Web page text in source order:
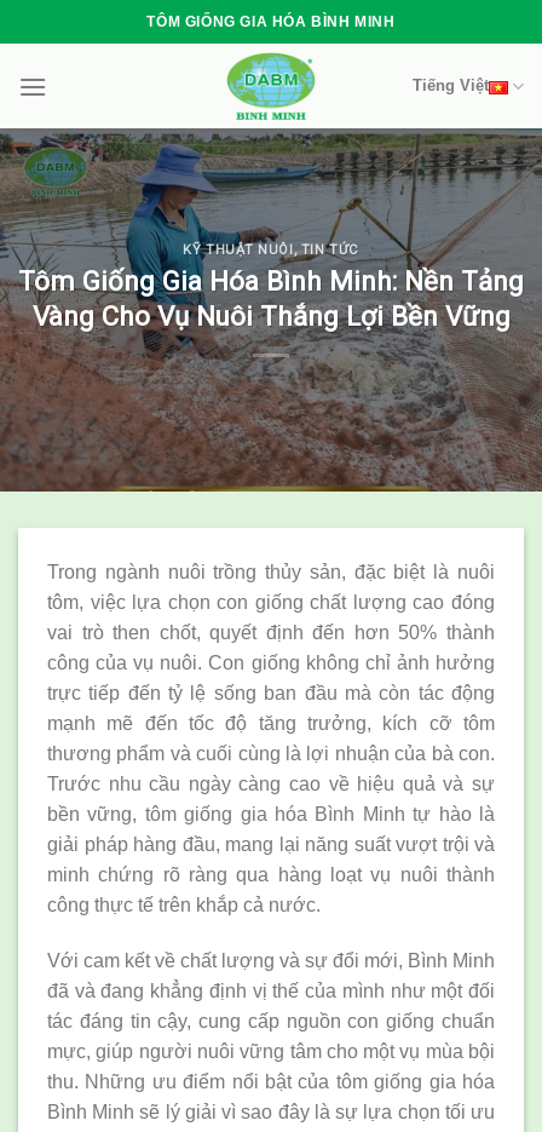
to
content
TÔM GIỐNG GIA HÓA BÌNH MINH
Tiếng Việt
KỸ THUẬT NUÔI,TIN TỨC
Tôm Giống Gia Hóa Bình Minh: Nền Tảng
Vàng Cho Vụ Nuôi Thắng Lợi Bền Vững
Trong ngành nuôi trồng thủy sản, đặc biệt là nuôi
tôm, việc lựa chọn con giống chất lượng cao đóng
vai trò then chốt, quyết định đến hơn 50% thành
công của vụ nuôi. Con giống không chỉ ảnh hưởng
trực tiếp đến tỷ lệ sống ban đầu mà còn tác động
mạnh mẽ đến tốc độ tăng trưởng, kích cỡ tôm
thương phẩm và cuối cùng là lợi nhuận của bà con.
Trước nhu cầu ngày càng cao về hiệu quả và sự
bền vững, tôm giống gia hóa Bình Minh tự hào là
giải pháp hàng đầu, mang lại năng suất vượt trội và
minh chứng rõ ràng qua hàng loạt vụ nuôi thành
công thực tế trên khắp cả nước.
Với cam kết về chất lượng và sự đổi mới, Bình Minh
đã và đang khẳng định vị thế của mình như một đối
tác đáng tin cậy, cung cấp nguồn con giống chuẩn
mực, giúp người nuôi vững tâm cho một vụ mùa bội
thu. Những ưu điểm nổi bật của tôm giống gia hóa
Bình Minh sẽ lý giải vì sao đây là sự lựa chọn tối ưu